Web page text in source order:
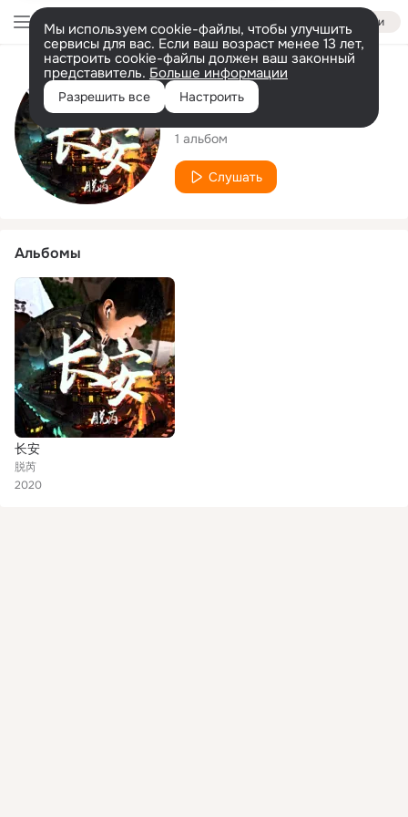
Войти
Мы используем cookie-файлы, чтобы улучшить
сервисы для вас. Если ваш возраст менее 13 лет,
настроить cookie-файлы должен ваш законный
представитель. Больше информации
Разрешить все Настроить
Исполнитель
脱芮
1 альбом
Слушать
Альбомы
长安
脱芮
2020